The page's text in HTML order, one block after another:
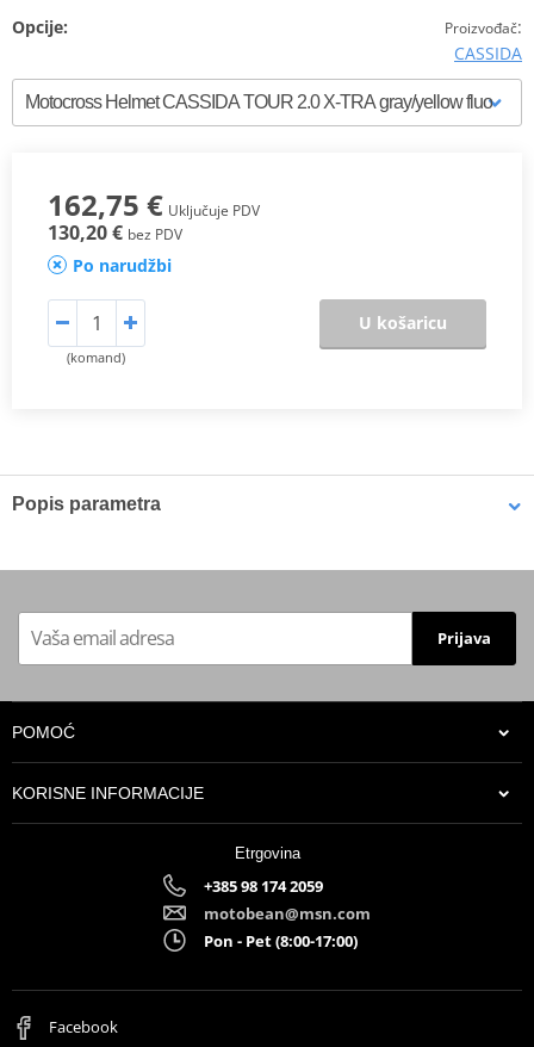
Proizvođač:
CASSIDA
Opcije:
162,75 € Uključuje PDV
130,20 € bez PDV
Po narudžbi
(komand)
U košaricu
Popis parametra
Homologation
Comfortable, fully
washable lining
Polycarbonate shell YES
Prijava
POMOĆ
KORISNE INFORMACIJE
Etrgovina
+385 98 174 2059
motobean@msn.com
Pon - Pet (8:00-17:00)
Facebook